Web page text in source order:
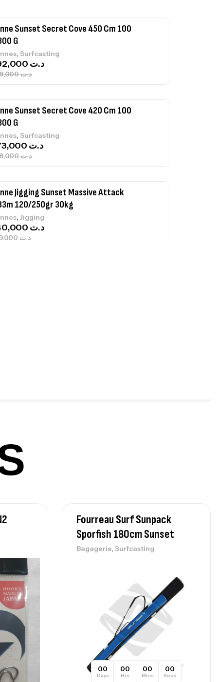
Sunset Secret Cove 450 Cm 100
G
, Surfcasting
د.ت768,000
د.ت
Sunset Secret Cove 420 Cm 100
G
, Surfcasting
د.ت748,000
د.ت
Jigging Sunset Massive Attack
120/250gr 30kg
,Jigging
د.ت379,000
د.ت
,Surfcasting
د.ت239,000
G
Sunset Secret Cove 420 Cm 100
G
,
Fourreau Surf Sunpack
Sporfish 180cm Sunset
Bagagerie, Surfcasting
00
Days
00
Hrs
00
Mins
00
Secs